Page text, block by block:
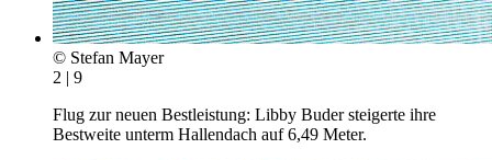
© Stefan Mayer
2 | 9
Flug zur neuen Bestleistung: Libby Buder steigerte ihre
Bestweite unterm Hallendach auf 6,49 Meter.